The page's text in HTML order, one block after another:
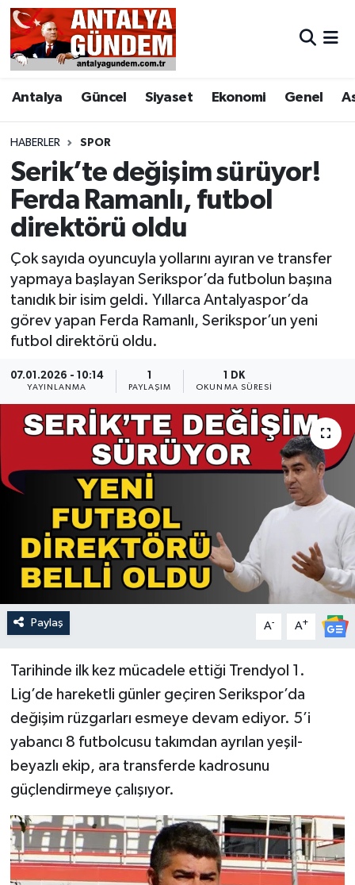
Antalya Güncel Siyaset Ekonomi Genel
HABERLER SPOR
Serik’te değişim sürüyor!
Ferda Ramanlı, futbol
direktörü oldu
Çok sayıda oyuncuyla yollarını ayıran ve transfer
yapmaya başlayan Serikspor’da futbolun başına
tanıdık bir isim geldi. Yıllarca Antalyaspor’da
görev yapan Ferda Ramanlı, Serikspor’un yeni
futbol direktörü oldu.
07.01.2026 - 10:14
YAYINLANMA
1
PAYLAŞIM
1 DK
OKUNMA SÜRESI
Paylaş A- A+
Tarihinde ilk kez mücadele ettiği Trendyol 1.
Lig’de hareketli günler geçiren Serikspor’da
değişim rüzgarları esmeye devam ediyor. 5’i
yabancı 8 futbolcusu takımdan ayrılan yeşil-
beyazlı ekip, ara transferde kadrosunu
güçlendirmeye çalışıyor.
Antalya
Asayiş
Bilim & Teknoloji
Bölge
EĞİTİM
Ekonomi
Genel
Görüntülü Haber
Güncel
Kültür & Sanat
Magazin
Resmi İlan
Sağlık & Yaşam
Siyaset
Spor
Antalya Nöbetçi Eczaneler
Antalya Hava Durumu
Antalya Namaz Vakitleri
Antalya Trafik Yoğunluk Haritası
Süper Lig Puan Durumu ve Fikstür
Tüm Manşetler
Son Dakika Haberleri
Haber Arşivi